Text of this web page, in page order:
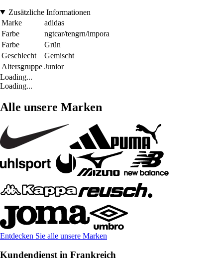
Zusätzliche Informationen
Marke
adidas
Farbe
ngtcar/tengrn/impora
Farbe
Grün
Geschlecht
Gemischt
Altersgruppe Junior
Loading...
Loading...
Alle unsere Marken
Entdecken Sie alle unsere Marken
Kundendienst in Frankreich